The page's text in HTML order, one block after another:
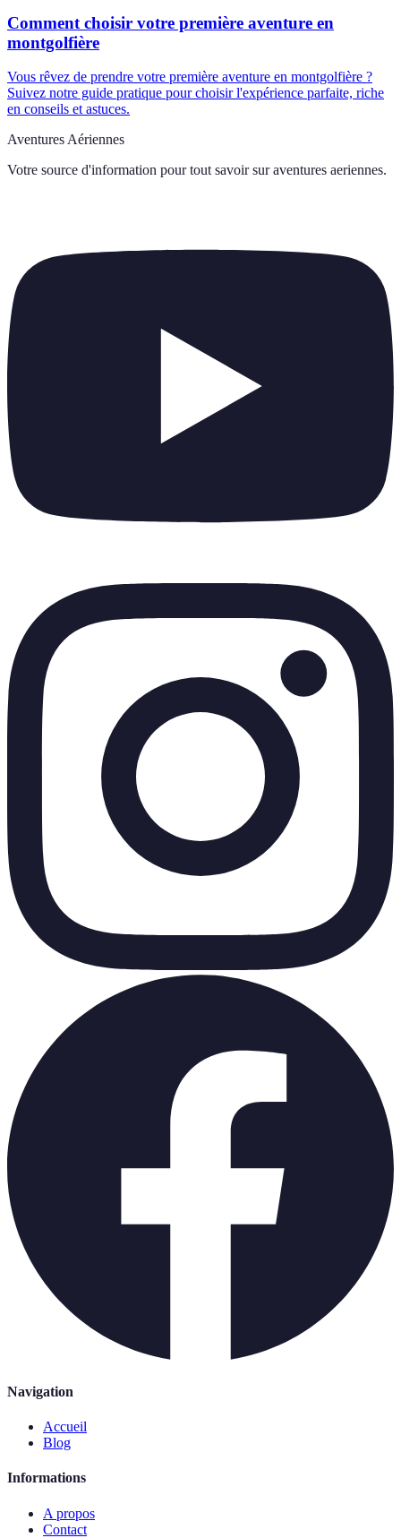
Comment choisir votre première aventure en
montgolfière
Vous rêvez de prendre votre première aventure en montgolfière ?
Suivez notre guide pratique pour choisir l'expérience parfaite, riche
en conseils et astuces.
Aventures Aériennes
Votre source d'information pour tout savoir sur aventures aeriennes.
Navigation
Accueil
Blog
Informations
A propos
Contact